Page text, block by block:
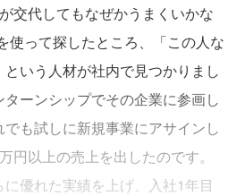
交代してもなぜかうまくいかな
使って探したところ、「この人な
いう人材が社内で見つかりまし
ーンシップでその企業に参画し
も試しに新規事業にアサインし
円以上の売上を出したのです。
優れた実績を上げ、入社1年目